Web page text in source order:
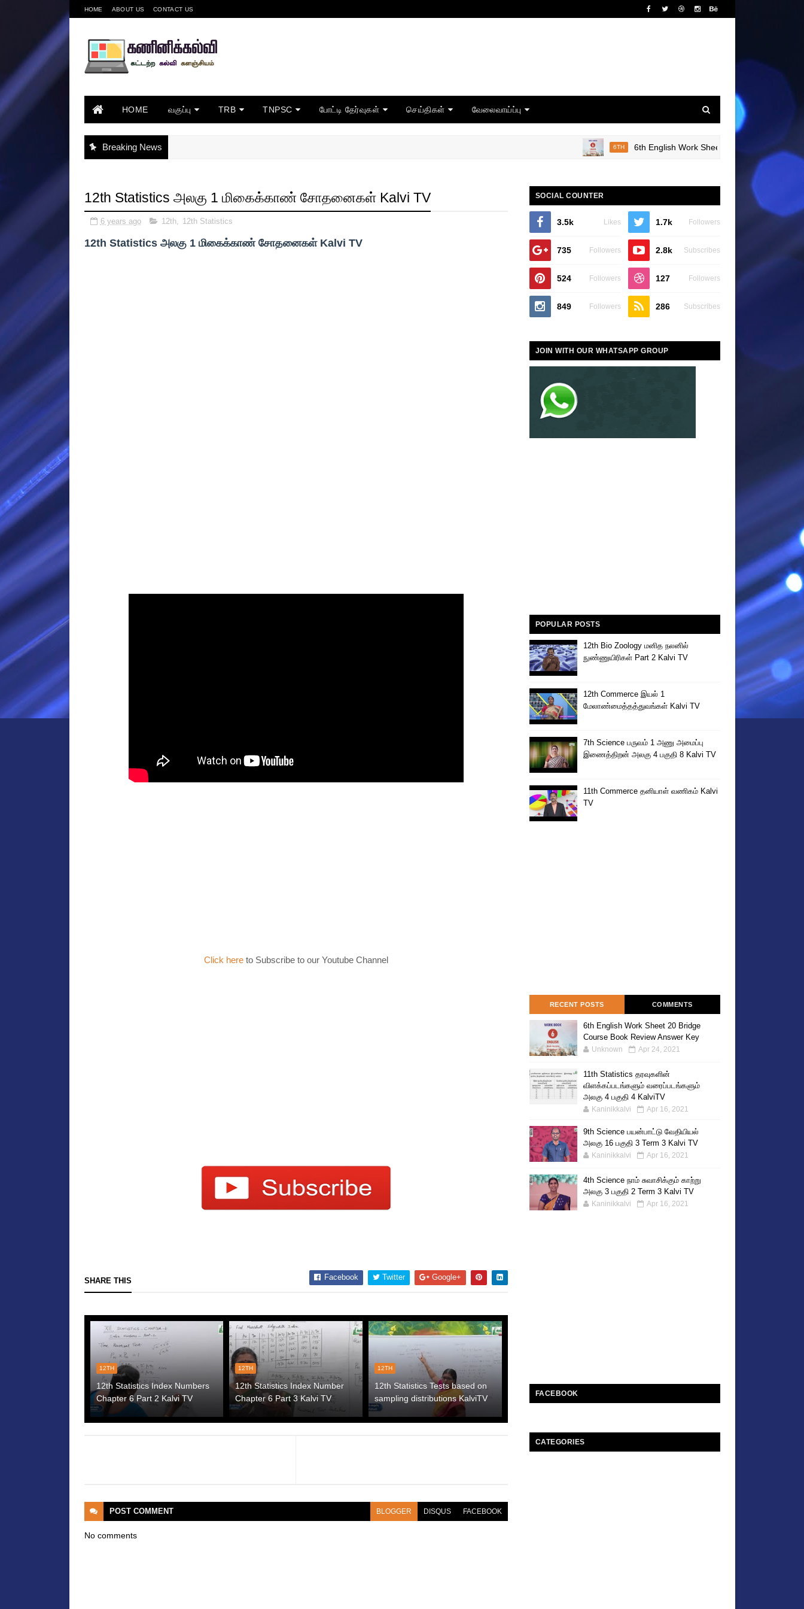
HOME ABOUT US CONTACT US
HOME வகுப்பு TRB TNPSC போட்டி தேர்வுகள் செய்திகள் வேலைவாய்ப்பு
Breaking News 6TH 6th English Work Sheet 20 Bridge Course Book
12th Statistics அலகு 1 மிகைக்காண் சோதனைகள் Kalvi TV
6 years ago 12th, 12th Statistics
12th Statistics அலகு 1 மிகைக்காண் சோதனைகள் Kalvi TV
Click here to Subscribe to our Youtube Channel
SHARE THIS Facebook Twitter Google+
12TH
12th Statistics Index Numbers
Chapter 6 Part 2 Kalvi TV
12TH
12th Statistics Index Number
Chapter 6 Part 3 Kalvi TV
12TH
12th Statistics Tests based on
sampling distributions KalviTV
POST COMMENT BLOGGER DISQUS FACEBOOK
No comments
SOCIAL COUNTER
3.5k Likes 1.7k Followers
735 Followers 2.8k Subscribes
524 Followers 127 Followers
849 Followers 286 Subscribes
JOIN WITH OUR WHATSAPP GROUP
POPULAR POSTS
12th Bio Zoology மனித நலனில்
நுண்ணுயிரிகள் Part 2 Kalvi TV
12th Commerce இயல் 1
மேலாண்மைத்தத்துவங்கள் Kalvi TV
7th Science பருவம் 1 அணு அமைப்பு
இணைத்திறன் அலகு 4 பகுதி 8 Kalvi TV
11th Commerce தனியாள் வணிகம் Kalvi
TV
RECENT POSTS COMMENTS
6th English Work Sheet 20 Bridge
Course Book Review Answer Key
Unknown Apr 24, 2021
11th Statistics தரவுகளின்
விளக்கப்படங்களும் வரைப்படங்களும்
அலகு 4 பகுதி 4 KalviTV
Kaninikkalvi Apr 16, 2021
9th Science பயன்பாட்டு வேதியியல்
அலகு 16 பகுதி 3 Term 3 Kalvi TV
Kaninikkalvi Apr 16, 2021
4th Science நாம் சுவாசிக்கும் காற்று
அலகு 3 பகுதி 2 Term 3 Kalvi TV
Kaninikkalvi Apr 16, 2021
FACEBOOK
CATEGORIES